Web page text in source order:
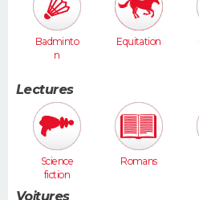
Badminto
n
Equitation
Lectures
Science
fiction
Romans
Voitures